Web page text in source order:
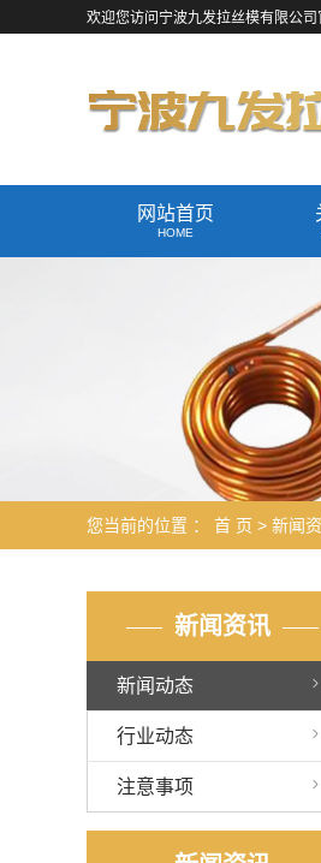
欢迎您访问宁波九发拉丝模有限公司
网站首页
HOME
您当前的位置 ： 首 页 > 新闻
新闻资讯
新闻动态
行业动态
注意事项